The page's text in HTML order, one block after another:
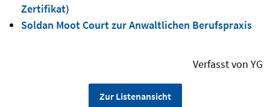
Zertifikat)
Soldan Moot Court zur Anwaltlichen Berufspraxis
Verfasst von YG
Zur Listenansicht